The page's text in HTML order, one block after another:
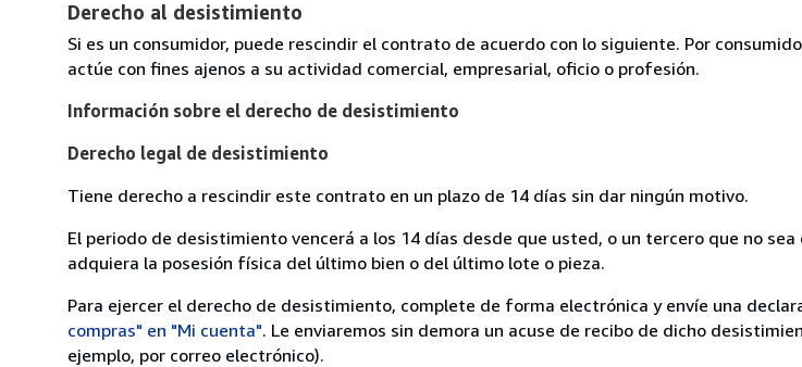
Derecho al desistimiento
Si es un consumidor, puede rescindir el contrato de acuerdo con lo siguiente. Por
actúe con fines ajenos a su actividad comercial, empresarial, oficio o profesión.
Información sobre el derecho de desistimiento
Derecho legal de desistimiento
Tiene derecho a rescindir este contrato en un plazo de 14 días sin dar ningún motivo.
El periodo de desistimiento vencerá a los 14 días desde que usted, o un tercero que no
adquiera la posesión física del último bien o del último lote o pieza.
Para ejercer el derecho de desistimiento, complete de forma electrónica y envíe una
compras" en "Mi cuenta". Le enviaremos sin demora un acuse de recibo de dicho
ejemplo, por correo electrónico).